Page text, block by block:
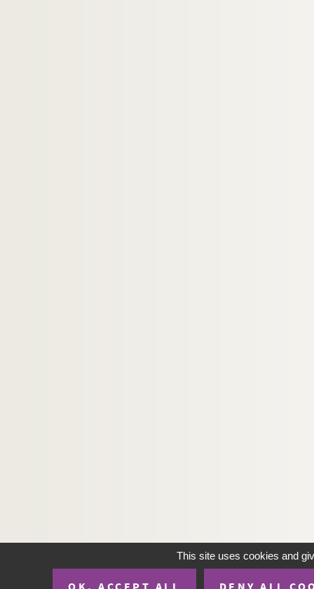
This site uses cookies and
OK, ACCEPT ALL DENY ALL